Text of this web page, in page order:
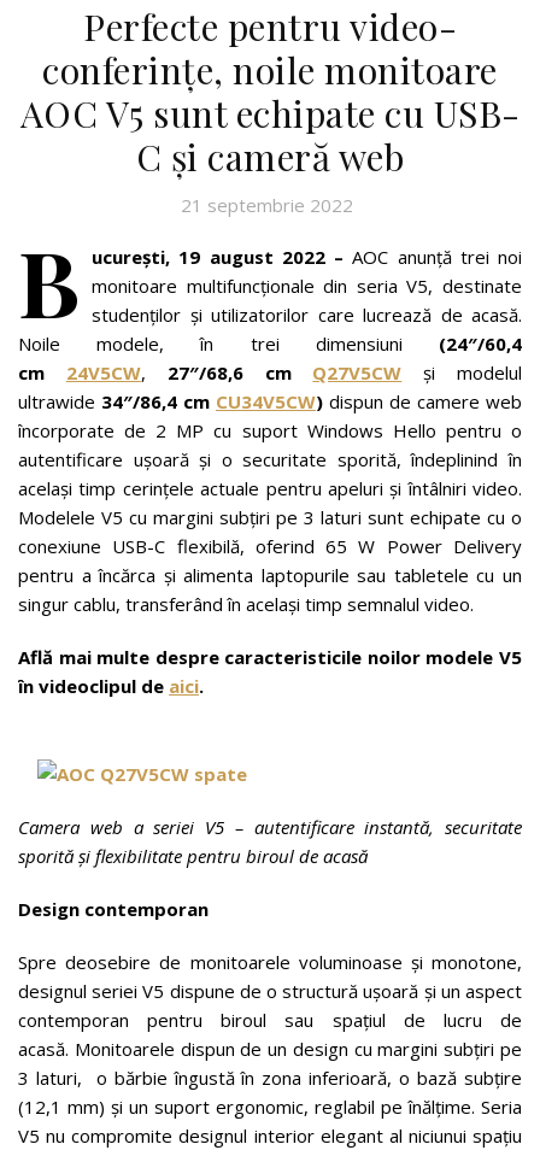
Perfecte pentru video-
conferințe, noile monitoare
AOC V5 sunt echipate cu USB-
C și cameră web
21 septembrie 2022
B ucurești, 19 august 2022 –AOC anunță trei noi
monitoare multifuncționale din seria V5, destinate
studenților și utilizatorilor care lucrează de acasă.
Noile modele, în trei dimensiuni (24″/60,4
cm 24V5CW, 27″/68,6 cm Q27V5CW și modelul
ultrawide 34″/86,4 cm CU34V5CW) dispun de camere web
încorporate de 2 MP cu suport Windows Hello pentru o
autentificare ușoară și o securitate sporită, îndeplinind în
același timp cerințele actuale pentru apeluri și întâlniri video.
Modelele V5 cu margini subțiri pe 3 laturi sunt echipate cu o
conexiune USB-C flexibilă, oferind 65 W Power Delivery
pentru a încărca și alimenta laptopurile sau tabletele cu un
singur cablu, transferând în același timp semnalul video.
Află mai multe despre caracteristicile noilor modele V5
în videoclipul de aici.
Camera web a seriei V5 – autentificare instantă, securitate
sporită și flexibilitate pentru biroul de acasă
Design contemporan
Spre deosebire de monitoarele voluminoase și monotone,
designul seriei V5 dispune de o structură ușoară și un aspect
contemporan pentru biroul sau spațiul de lucru de
acasă. Monitoarele dispun de un design cu margini subțiri pe
3 laturi, o bărbie îngustă în zona inferioară, o bază subțire
(12,1 mm) și un suport ergonomic, reglabil pe înălțime. Seria
V5 nu compromite designul interior elegant al niciunui spațiu